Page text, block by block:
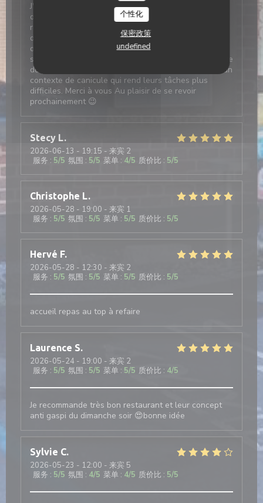
个性化
保密政策
undefined
J'ai confié l'organisation de mes 40 ans au personnel
de la gare des années folles. Je connaissais peu le
restaurant mais j'en avais eu de bons echos et j'ai
décidé de leur faire confiance. C'était une sage
décision. Je suis ravi de la prestation proposée et ne
saurait que la recommander. Félicitations à l'ensemble
du personnel qui a assuré un service efficace dans un
contexte de canicule qui rend leurs tâches plus
difficiles. Merci à vous Au plaisir de se revoir
prochainement 😉
Stecy L
2026-06-13 - 19:15 - 来宾 2
服务 : 5/5 氛围 : 5/5 菜单 : 4/5 质价比 : 5/5
Christophe L
2026-05-28 - 19:00 - 来宾 1
服务 : 5/5 氛围 : 5/5 菜单 : 5/5 质价比 : 5/5
Hervé F
2026-05-28 - 12:30 - 来宾 2
服务 : 5/5 氛围 : 5/5 菜单 : 5/5 质价比 : 5/5
accueil repas au top à refaire
Laurence S
2026-05-24 - 19:00 - 来宾 2
服务 : 5/5 氛围 : 5/5 菜单 : 5/5 质价比 : 4/5
Je recommande très bon restaurant et leur concept
anti gaspi du dimanche soir 😍bonne idée
Sylvie C
2026-05-23 - 12:00 - 来宾 5
服务 : 5/5 氛围 : 4/5 菜单 : 4/5 质价比 : 5/5